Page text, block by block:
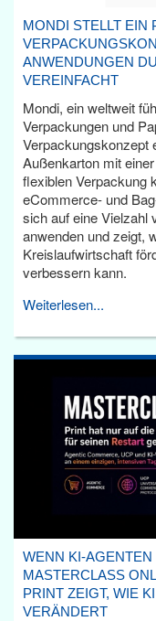
MONDI STELLT EIN
ANWENDUNGEN
VEREINFACHT
Mondi, ein weltweit
Verpackungen und
Verpackungskonzept
Außenkarton mit
flexiblen Verpackung
eCommerce- und
sich auf eine Vielzahl
anwenden und zeigt,
Kreislaufwirtschaft
verbessern kann.
Weiterlesen...
WENN KI-
MASTERCLASS
PRINT ZEIGT, WIE
VERÄNDERT